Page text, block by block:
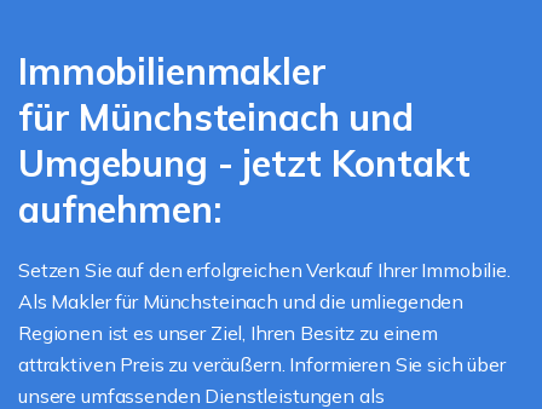
Immobilienmakler
für Münchsteinach und
Umgebung - jetzt Kontakt
aufnehmen:
Setzen Sie auf den erfolgreichen Verkauf Ihrer Immobilie.
Als Makler für Münchsteinach und die umliegenden
Regionen ist es unser Ziel, Ihren Besitz zu einem
attraktiven Preis zu veräußern. Informieren Sie sich über
unsere umfassenden Dienstleistungen als